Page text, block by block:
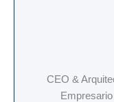
​CEO &